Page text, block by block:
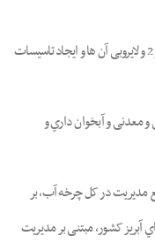
5 - ﺗﻨﻈﯿﻢ و اﻧﺘﻘﺎل آب، ﺑﺎ اﯾﺠﺎد ﺷﺒﮑﻪﻫﺎي ﺑﺰرگ آﺑﯿﺎري 1 و 2 و ﻻﯾﺮوﺑﯽ آن ﻫﺎ و اﯾﺠﺎد ﺗﺎﺳﯿﺴﺎت
و ﻣﻌﺪﻧﯽ و آﺑﺨﻮان داري و
ﻣﺪﯾﺮﯾﺖ در ﮐﻞ ﭼﺮﺧﻪ آب، ﺑﺮ
ﮐﺸﻮر، ﻣﺒﺘﻨﯽ ﺑﺮ ﻣﺪﯾﺮﯾﺖ